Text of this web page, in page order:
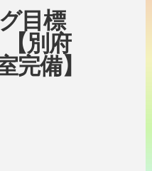
目標
【別府
備】